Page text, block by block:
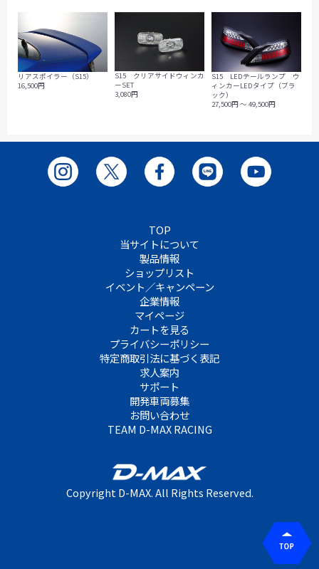
リアスポイラー（S15）
16,500円
S15 クリアサイドウィンカ
ーSET
3,080円
S15 LEDテールランプ ウ
ィンカーLEDタイプ（ブラ
ック）
27,500円 ～ 49,500円
TOP
当サイトについて
製品情報
ショップリスト
イベント／キャンペーン
企業情報
マイページ
カートを見る
プライバシーポリシー
特定商取引法に基づく表記
求人案内
サポート
開発車両募集
お問い合わせ
TEAM D-MAX RACING
Copyright D-MAX. All Rights Reserved.